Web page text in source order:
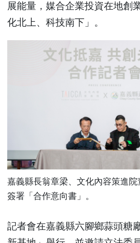
展能量，媒合企業投資在地創
化北上、科技南下」。
嘉義縣長翁章梁、文化內容策進院
簽署「合作意向書」。
記者會在嘉義縣六腳鄉蒜頭糖